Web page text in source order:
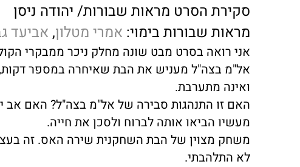
סקירת הסרט מראות שבורות/ יהודה ניסן
מראות שבורות בימוי: אמרי מטלון, אביעד
אני רואה בסרט מבט שונה מחלק ניכר ממבקרי
אל"מ בצה"ל מעניש את הבת שאיחרה במספר דקות,
ואינה מתערבת.
האם זו התנהגות סבירה של אל"מ בצה"ל? האם אב
מעשיו הביאו אותה לברוח ולסכן את חייה.
משחק מצוין של הבת השחקנית שירה האס. זה
לא התלהבתי.